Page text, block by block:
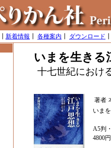
新着情報 各種案内 ダウンロード
いまを生きる
十七世紀におけ
著者
いま
A5判
4800